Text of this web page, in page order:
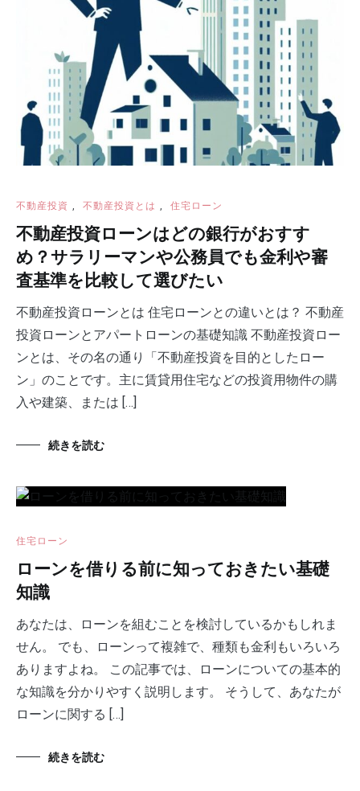
不動産投資 , 不動産投資とは , 住宅ローン
不動産投資ローンはどの銀行がおすす
め？サラリーマンや公務員でも金利や審
査基準を比較して選びたい
不動産投資ローンとは 住宅ローンとの違いとは？ 不動産
投資ローンとアパートローンの基礎知識 不動産投資ロー
ンとは、その名の通り「不動産投資を目的としたロー
ン」のことです。主に賃貸用住宅などの投資用物件の購
入や建築、または […]
続きを読む
住宅ローン
ローンを借りる前に知っておきたい基礎
知識
あなたは、ローンを組むことを検討しているかもしれま
せん。 でも、ローンって複雑で、種類も金利もいろいろ
ありますよね。 この記事では、ローンについての基本的
な知識を分かりやすく説明します。 そうして、あなたが
ローンに関する […]
続きを読む